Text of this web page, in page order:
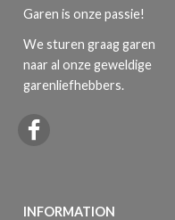
Garen is onze passie!
We sturen graag garen
naar al onze geweldige
garenliefhebbers.
INFORMATION